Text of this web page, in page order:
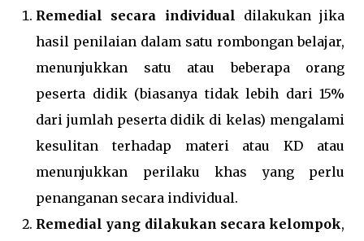
Remedial secara individual dilakukan jika
hasil penilaian dalam satu rombongan belajar,
menunjukkan satu atau beberapa orang
peserta didik (biasanya tidak lebih dari 15%
dari jumlah peserta didik di kelas) mengalami
kesulitan terhadap materi atau KD atau
menunjukkan perilaku khas yang perlu
penanganan secara individual.
Remedial yang dilakukan secara kelompok,